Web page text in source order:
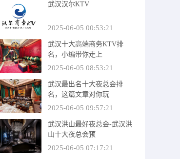
武汉汉尔KTV
2025-06-05 00:53:21
武汉十大高端商务KTV排
名，小编带你走上
2025-06-05 08:53:21
武汉最出名十大夜总会排
名，这篇文章对你玩
2025-06-05 09:57:21
武汉洪山最好夜总会-武汉洪
山十大夜总会预
2025-06-05 07:17:21